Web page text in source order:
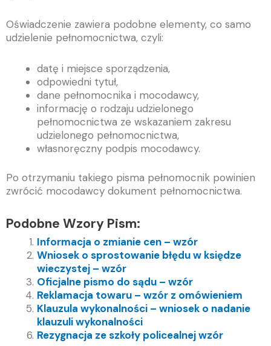
Oświadczenie zawiera podobne elementy, co samo
udzielenie pełnomocnictwa, czyli:
datę i miejsce sporządzenia,
odpowiedni tytuł,
dane pełnomocnika i mocodawcy,
informację o rodzaju udzielonego
pełnomocnictwa ze wskazaniem zakresu
udzielonego pełnomocnictwa,
własnoręczny podpis mocodawcy.
Po otrzymaniu takiego pisma pełnomocnik powinien
zwrócić mocodawcy dokument pełnomocnictwa.
Podobne Wzory Pism:
Informacja o zmianie cen – wzór
Wniosek o sprostowanie błędu w księdze
wieczystej – wzór
Oficjalne pismo do sądu – wzór
Reklamacja towaru – wzór z omówieniem
Klauzula wykonalności – wniosek o nadanie
klauzuli wykonalności
Rezygnacja ze szkoły policealnej wzór